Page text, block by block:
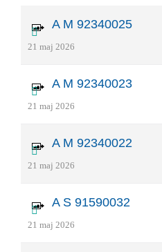
A M 92340025
21 maj 2026
A M 92340023
21 maj 2026
A M 92340022
21 maj 2026
A S 91590032
21 maj 2026